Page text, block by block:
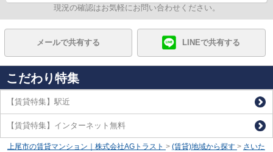
現況の確認はお気軽にお問い合わせください。
メールで共有する LINEで共有する
こだわり特集
【賃貸特集】駅近
【賃貸特集】インターネット無料
上尾市の賃貸マンション｜株式会社AGトラスト > (賃貸)地域から探す > さいた